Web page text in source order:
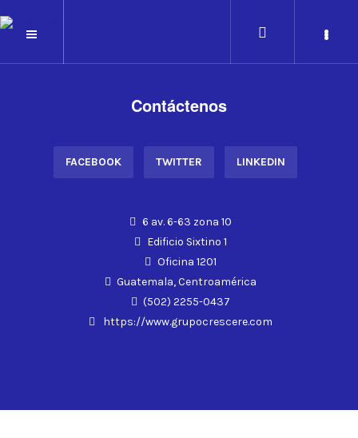
Contáctenos
FACEBOOK TWITTER LINKEDIN
6 av. 6-63 zona 10
Edificio Sixtino 1
Oficina 1201
Guatemala, Centroamérica
(502) 2255-0437
https://www.grupocrescere.com